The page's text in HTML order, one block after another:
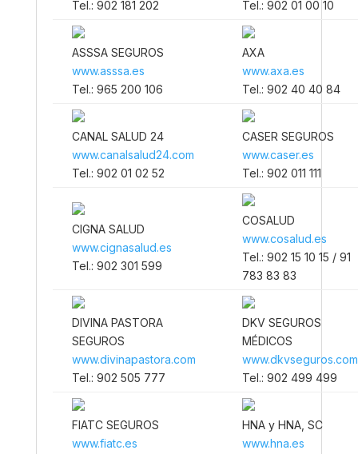
Tel.: 902 181 202
Tel.: 902 01 00 10
ASSSA SEGUROS
www.asssa.es
Tel.: 965 200 106
AXA
www.axa.es
Tel.: 902 40 40 84
CANAL SALUD 24
www.canalsalud24.com
Tel.: 902 01 02 52
CASER SEGUROS
www.caser.es
Tel.: 902 011 111
CIGNA SALUD
www.cignasalud.es
Tel.: 902 301 599
COSALUD
www.cosalud.es
Tel.: 902 15 10 15 / 91
783 83 83
DIVINA PASTORA
SEGUROS
www.divinapastora.com
Tel.: 902 505 777
DKV SEGUROS
MÉDICOS
www.dkvseguros.com
Tel.: 902 499 499
FIATC SEGUROS
www.fiatc.es
HNA y HNA, SC
www.hna.es